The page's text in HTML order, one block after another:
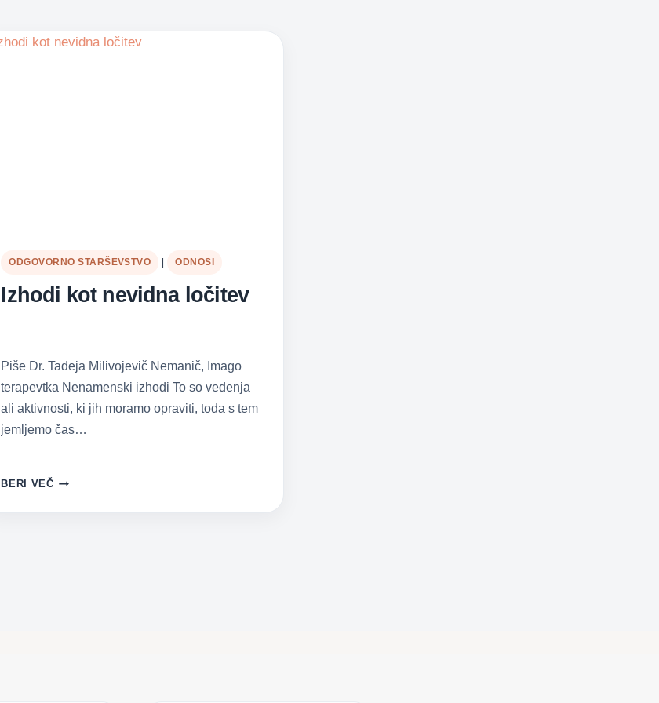
ODGOVORNO STARŠEVSTVO | ODNOSI
Izhodi kot nevidna ločitev
Piše Dr. Tadeja Milivojevič Nemanič, Imago
terapevtka Nenamenski izhodi To so vedenja
ali aktivnosti, ki jih moramo opraviti, toda s tem
jemljemo čas…
BERI VEČIZHODI
NEVIDNA